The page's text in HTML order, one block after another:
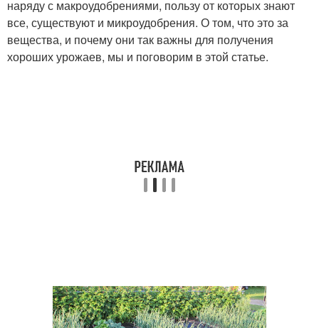
наряду с макроудобрениями, пользу от которых знают
все, существуют и микроудобрения. О том, что это за
вещества, и почему они так важны для получения
хороших урожаев, мы и поговорим в этой статье.